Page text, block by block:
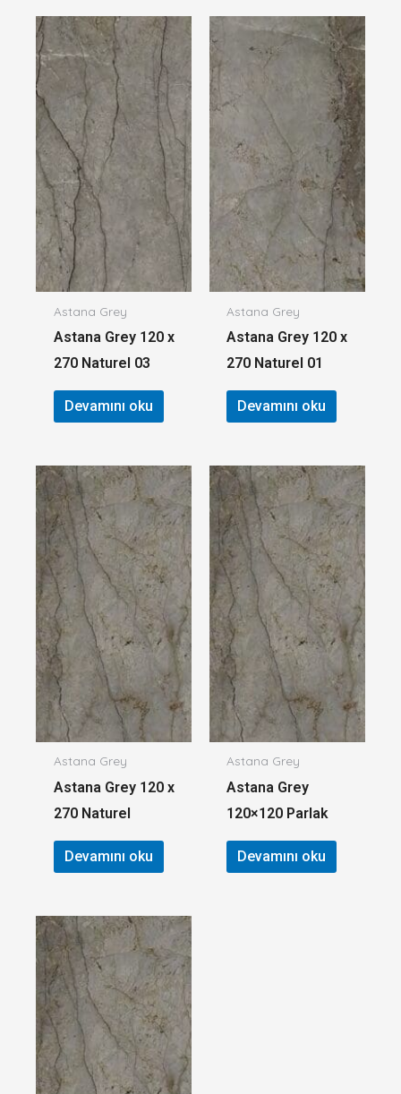
Astana Grey
Astana Grey 120 x
270 Naturel 03
Devamını oku
Astana Grey
Astana Grey 120 x
270 Naturel 01
Devamını oku
Astana Grey
Astana Grey 120 x
270 Naturel
Devamını oku
Astana Grey
Astana Grey
120×120 Parlak
Devamını oku